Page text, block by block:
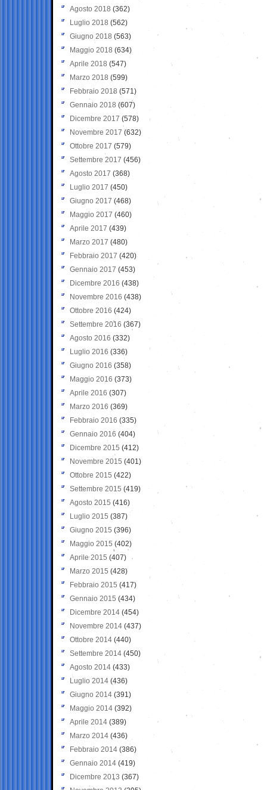
Agosto 2018 (362)
Luglio 2018 (562)
Giugno 2018 (563)
Maggio 2018 (634)
Aprile 2018 (547)
Marzo 2018 (599)
Febbraio 2018 (571)
Gennaio 2018 (607)
Dicembre 2017 (578)
Novembre 2017 (632)
Ottobre 2017 (579)
Settembre 2017 (456)
Agosto 2017 (368)
Luglio 2017 (450)
Giugno 2017 (468)
Maggio 2017 (460)
Aprile 2017 (439)
Marzo 2017 (480)
Febbraio 2017 (420)
Gennaio 2017 (453)
Dicembre 2016 (438)
Novembre 2016 (438)
Ottobre 2016 (424)
Settembre 2016 (367)
Agosto 2016 (332)
Luglio 2016 (336)
Giugno 2016 (358)
Maggio 2016 (373)
Aprile 2016 (307)
Marzo 2016 (369)
Febbraio 2016 (335)
Gennaio 2016 (404)
Dicembre 2015 (412)
Novembre 2015 (401)
Ottobre 2015 (422)
Settembre 2015 (419)
Agosto 2015 (416)
Luglio 2015 (387)
Giugno 2015 (396)
Maggio 2015 (402)
Aprile 2015 (407)
Marzo 2015 (428)
Febbraio 2015 (417)
Gennaio 2015 (434)
Dicembre 2014 (454)
Novembre 2014 (437)
Ottobre 2014 (440)
Settembre 2014 (450)
Agosto 2014 (433)
Luglio 2014 (436)
Giugno 2014 (391)
Maggio 2014 (392)
Aprile 2014 (389)
Marzo 2014 (436)
Febbraio 2014 (386)
Gennaio 2014 (419)
Dicembre 2013 (367)